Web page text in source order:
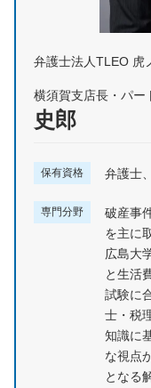
弁護士法人TLEO 虎
横須賀支店長・パー
史郎
保有資格 弁護士
専門分野
破産事
を主に
広島大
と生活
試験に
士・税
知識に
な視点
となる